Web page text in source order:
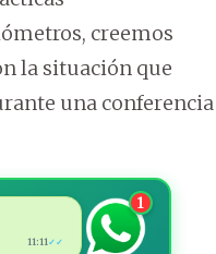
creemos
la situación que
una conferencia
11:11✓✓
1